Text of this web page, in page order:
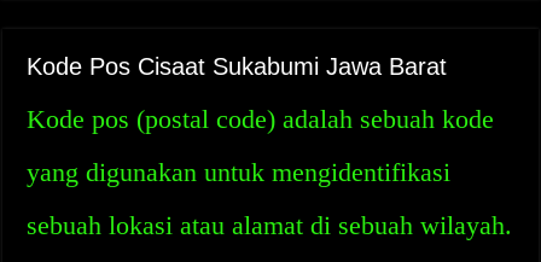
Kode Pos Cisaat Sukabumi Jawa Barat
Kode pos (postal code) adalah sebuah kode
yang digunakan untuk mengidentifikasi
sebuah lokasi atau alamat di sebuah wilayah.